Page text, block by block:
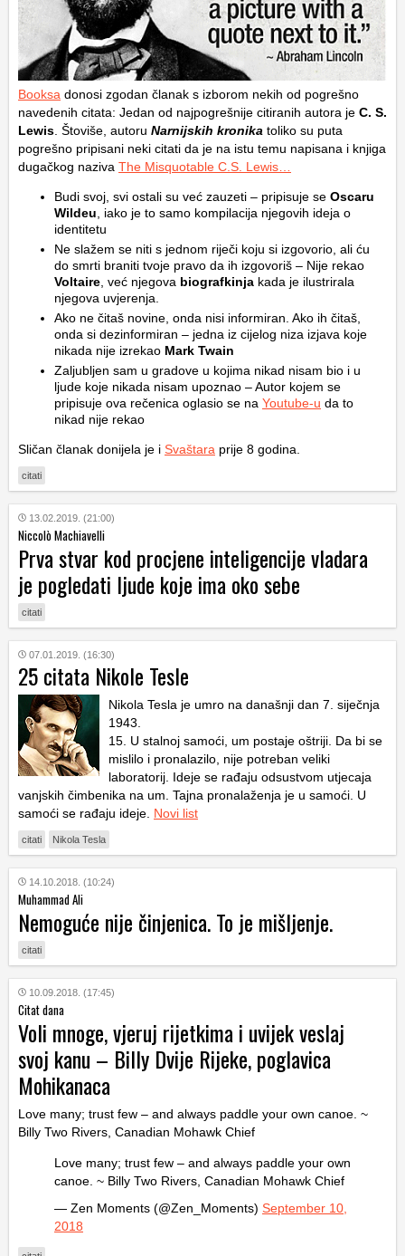
Booksa donosi zgodan članak s izborom nekih od pogrešno
navedenih citata: Jedan od najpogrešnije citiranih autora je C. S.
Lewis . Štoviše, autoru Narnijskih kronika toliko su puta
pogrešno pripisani neki citati da je na istu temu napisana i knjiga
dugačkog naziva The Misquotable C.S. Lewis…
Budi svoj, svi ostali su već zauzeti – pripisuje se Oscaru
Wildeu , iako je to samo kompilacija njegovih ideja o
identitetu
Ne slažem se niti s jednom riječi koju si izgovorio, ali ću
do smrti braniti tvoje pravo da ih izgovoriš – Nije rekao
Voltaire , već njegova biografkinja kada je ilustrirala
njegova uvjerenja.
Ako ne čitaš novine, onda nisi informiran. Ako ih čitaš,
onda si dezinformiran – jedna iz cijelog niza izjava koje
nikada nije izrekao Mark Twain
Zaljubljen sam u gradove u kojima nikad nisam bio i u
ljude koje nikada nisam upoznao – Autor kojem se
pripisuje ova rečenica oglasio se na Youtube-u da to
nikad nije rekao
Sličan članak donijela je i Svaštara prije 8 godina.
citati
13.02.2019. (21:00)
Niccolò Machiavelli
Prva stvar kod procjene inteligencije vladara
je pogledati ljude koje ima oko sebe
citati
07.01.2019. (16:30)
25 citata Nikole Tesle
Nikola Tesla je umro na današnji dan 7. siječnja
1943.
15. U stalnoj samoći, um postaje oštriji. Da bi se
mislilo i pronalazilo, nije potreban veliki
laboratorij. Ideje se rađaju odsustvom utjecaja
vanjskih čimbenika na um. Tajna pronalaženja je u samoći. U
samoći se rađaju ideje. Novi list
citati Nikola Tesla
14.10.2018. (10:24)
Muhammad Ali
Nemoguće nije činjenica. To je mišljenje.
citati
10.09.2018. (17:45)
Citat dana
Voli mnoge, vjeruj rijetkima i uvijek veslaj
svoj kanu – Billy Dvije Rijeke, poglavica
Mohikanaca
Love many; trust few – and always paddle your own canoe. ~
Billy Two Rivers, Canadian Mohawk Chief
Love many; trust few – and always paddle your own
canoe. ~ Billy Two Rivers, Canadian Mohawk Chief
— Zen Moments (@Zen_Moments) September 10,
2018